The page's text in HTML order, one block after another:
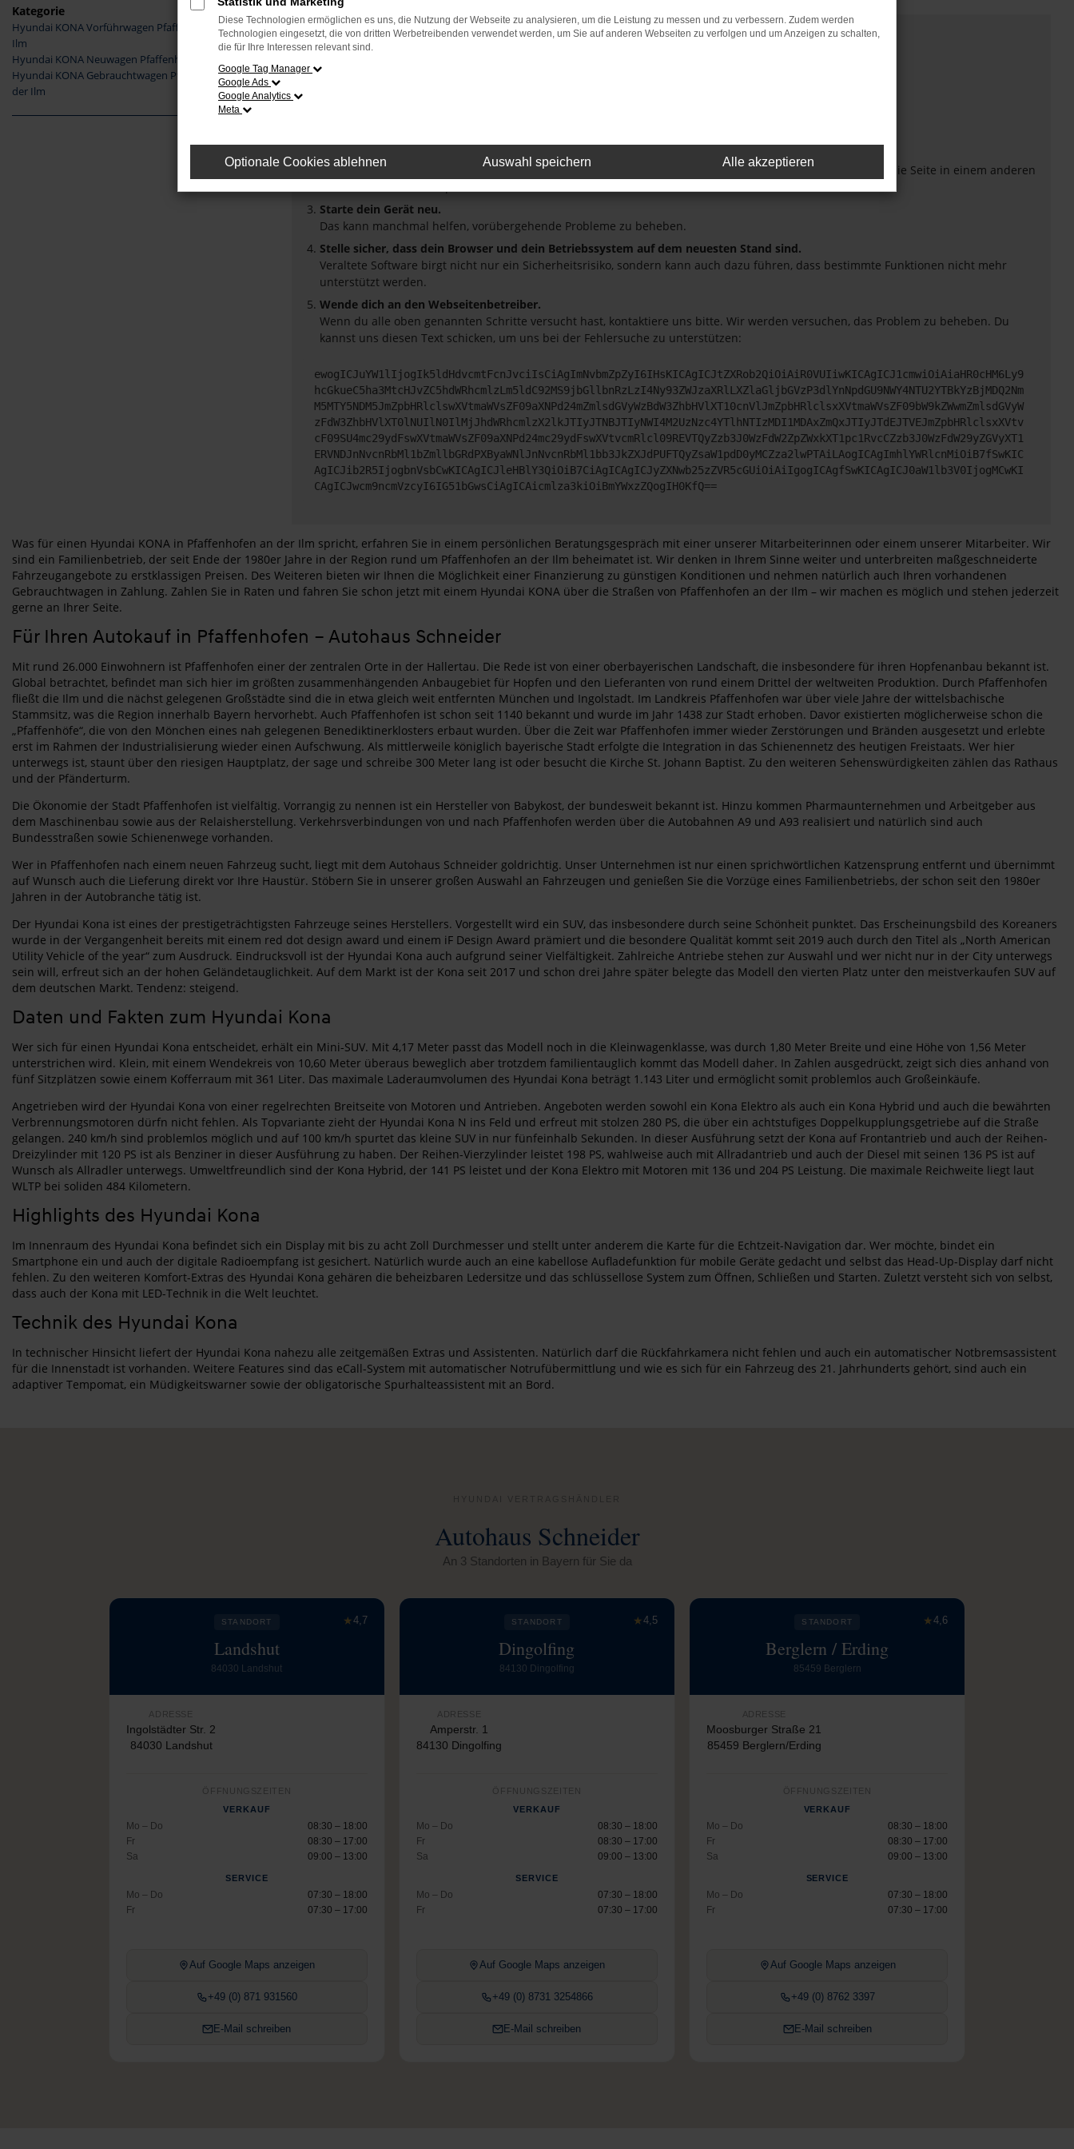
Kategorie
Hyundai KONA Vorführwagen Pfaffenhofen an der
Ilm
Hyundai KONA Neuwagen Pfaffenhofen an der Ilm
Hyundai KONA Gebrauchtwagen Pfaffenhofen an
der Ilm
Fehler: Network Error
Beim Laden ist ein Fehler aufgetreten.
Prüfe deine Browsererweiterungen.
Manche Erweiterungen, wie Werbeblocker, können das Laden bestimmter Seiten verhindern. Funktioniert die Seite in einem anderen
Starte dein Gerät neu.
Das kann manchmal helfen, vorübergehende Probleme zu beheben.
Stelle sicher, dass dein Browser und dein Betriebssystem auf dem neuesten Stand sind.
Veraltete Software birgt nicht nur ein Sicherheitsrisiko, sondern kann auch dazu führen, dass bestimmte Funktionen nicht mehr
unterstützt werden.
Wende dich an den Webseitenbetreiber.
Wenn du alle oben genannten Schritte versucht hast, kontaktiere uns bitte. Wir werden versuchen, das Problem zu beheben. Du
kannst uns diesen Text schicken, um uns bei der Fehlersuche zu unterstützen:
ewogICJuYW1lIjogIk5ldHdvcmtFcnJvciIsCiAgImNvbmZpZyI6IHsKICAgICJtZXRob2QiOiAiR0VUIiwKICAgICJ1cmwiOiAiaHR0cHM6Ly9
hcGkueC5ha3MtcHJvZC5hdWRhcmlzLm5ldC92MS9jbGllbnRzLzI4Ny93ZWJzaXRlLXZlaGljbGVzP3dlYnNpdGU9NWY4NTU2YTBkYzBjMDQ2Nm
M5MTY5NDM5JmZpbHRlclswXVtmaWVsZF09aXNPd24mZmlsdGVyWzBdW3ZhbHVlXT10cnVlJmZpbHRlclsxXVtmaWVsZF09bW9kZWwmZmlsdGVyW
zFdW3ZhbHVlXT0lNUIlN0IlMjJhdWRhcmlzX2lkJTIyJTNBJTIyNWI4M2UzNzc4YTlhNTIzMDI1MDAxZmQxJTIyJTdEJTVEJmZpbHRlclsxXVtv
cF09SU4mc29ydFswXVtmaWVsZF09aXNPd24mc29ydFswXVtvcmRlcl09REVTQyZzb3J0WzFdW2ZpZWxkXT1pc1RvcCZzb3J0WzFdW29yZGVyXT1
ERVNDJnNvcnRbMl1bZmllbGRdPXByaWNlJnNvcnRbMl1bb3JkZXJdPUFTQyZsaW1pdD0yMCZza2lwPTAiLAogICAgImhlYWRlcnMiOiB7fSwKIC
AgICJib2R5IjogbnVsbCwKICAgICJleHBlY3QiOiB7CiAgICAgICJyZXNwb25zZVR5cGUiOiAiIgogICAgfSwKICAgICJ0aW1lb3V0IjogMCwKI
CAgICJwcm9ncmVzcyI6IG51bGwsCiAgICAicmlza3kiOiBmYWxzZQogIH0KfQ==
Was für einen Hyundai KONA in Pfaffenhofen an der Ilm spricht, erfahren Sie in einem persönlichen Beratungsgespräch mit einer unserer Mitarbeiterinnen oder einem unserer Mitarbeiter. Wir
sind ein Familienbetrieb, der seit Ende der 1980er Jahre in der Region rund um Pfaffenhofen an der Ilm beheimatet ist. Wir denken in Ihrem Sinne weiter und unterbreiten maßgeschneiderte
Fahrzeugangebote zu erstklassigen Preisen. Des Weiteren bieten wir Ihnen die Möglichkeit einer Finanzierung zu günstigen Konditionen und nehmen natürlich auch Ihren vorhandenen
Gebrauchtwagen in Zahlung. Zahlen Sie in Raten und fahren Sie schon jetzt mit einem Hyundai KONA über die Straßen von Pfaffenhofen an der Ilm – wir machen es möglich und stehen jederzeit
gerne an Ihrer Seite.
Für Ihren Autokauf in Pfaffenhofen – Autohaus Schneider
Mit rund 26.000 Einwohnern ist Pfaffenhofen einer der zentralen Orte in der Hallertau. Die Rede ist von einer oberbayerischen Landschaft, die insbesondere für ihren Hopfenanbau bekannt ist.
Global betrachtet, befindet man sich hier im größten zusammenhängenden Anbaugebiet für Hopfen und den Lieferanten von rund einem Drittel der weltweiten Produktion. Durch Pfaffenhofen
fließt die Ilm und die nächst gelegenen Großstädte sind die in etwa gleich weit entfernten München und Ingolstadt. Im Landkreis Pfaffenhofen war über viele Jahre der wittelsbachische
Stammsitz, was die Region innerhalb Bayern hervorhebt. Auch Pfaffenhofen ist schon seit 1140 bekannt und wurde im Jahr 1438 zur Stadt erhoben. Davor existierten möglicherweise schon die
„Pfaffenhöfe“, die von den Mönchen eines nah gelegenen Benediktinerklosters erbaut wurden. Über die Zeit war Pfaffenhofen immer wieder Zerstörungen und Bränden ausgesetzt und erlebte
erst im Rahmen der Industrialisierung wieder einen Aufschwung. Als mittlerweile königlich bayerische Stadt erfolgte die Integration in das Schienennetz des heutigen Freistaats. Wer hier
unterwegs ist, staunt über den riesigen Hauptplatz, der sage und schreibe 300 Meter lang ist oder besucht die Kirche St. Johann Baptist. Zu den weiteren Sehenswürdigkeiten zählen das Rathaus
und der Pfänderturm.
Die Ökonomie der Stadt Pfaffenhofen ist vielfältig. Vorrangig zu nennen ist ein Hersteller von Babykost, der bundesweit bekannt ist. Hinzu kommen Pharmaunternehmen und Arbeitgeber aus
dem Maschinenbau sowie aus der Relaisherstellung. Verkehrsverbindungen von und nach Pfaffenhofen werden über die Autobahnen A9 und A93 realisiert und natürlich sind auch
Bundesstraßen sowie Schienenwege vorhanden.
Wer in Pfaffenhofen nach einem neuen Fahrzeug sucht, liegt mit dem Autohaus Schneider goldrichtig. Unser Unternehmen ist nur einen sprichwörtlichen Katzensprung entfernt und übernimmt
auf Wunsch auch die Lieferung direkt vor Ihre Haustür. Stöbern Sie in unserer großen Auswahl an Fahrzeugen und genießen Sie die Vorzüge eines Familienbetriebs, der schon seit den 1980er
Jahren in der Autobranche tätig ist.
Der Hyundai Kona ist eines der prestigeträchtigsten Fahrzeuge seines Herstellers. Vorgestellt wird ein SUV, das insbesondere durch seine Schönheit punktet. Das Erscheinungsbild des Koreaners
wurde in der Vergangenheit bereits mit einem red dot design award und einem iF Design Award prämiert und die besondere Qualität kommt seit 2019 auch durch den Titel als „North American
Utility Vehicle of the year“ zum Ausdruck. Eindrucksvoll ist der Hyundai Kona auch aufgrund seiner Vielfältigkeit. Zahlreiche Antriebe stehen zur Auswahl und wer nicht nur in der City unterwegs
sein will, erfreut sich an der hohen Geländetauglichkeit. Auf dem Markt ist der Kona seit 2017 und schon drei Jahre später belegte das Modell den vierten Platz unter den meistverkaufen SUV auf
dem deutschen Markt. Tendenz: steigend.
Daten und Fakten zum Hyundai Kona
Wer sich für einen Hyundai Kona entscheidet, erhält ein Mini-SUV. Mit 4,17 Meter passt das Modell noch in die Kleinwagenklasse, was durch 1,80 Meter Breite und eine Höhe von 1,56 Meter
unterstrichen wird. Klein, mit einem Wendekreis von 10,60 Meter überaus beweglich aber trotzdem familientauglich kommt das Modell daher. In Zahlen ausgedrückt, zeigt sich dies anhand von
fünf Sitzplätzen sowie einem Kofferraum mit 361 Liter. Das maximale Laderaumvolumen des Hyundai Kona beträgt 1.143 Liter und ermöglicht somit problemlos auch Großeinkäufe.
Angetrieben wird der Hyundai Kona von einer regelrechten Breitseite von Motoren und Antrieben. Angeboten werden sowohl ein Kona Elektro als auch ein Kona Hybrid und auch die bewährten
Verbrennungsmotoren dürfn nicht fehlen. Als Topvariante zieht der Hyundai Kona N ins Feld und erfreut mit stolzen 280 PS, die über ein achtstufiges Doppelkupplungsgetriebe auf die Straße
gelangen. 240 km/h sind problemlos möglich und auf 100 km/h spurtet das kleine SUV in nur fünfeinhalb Sekunden. In dieser Ausführung setzt der Kona auf Frontantrieb und auch der Reihen-
Dreizylinder mit 120 PS ist als Benziner in dieser Ausführung zu haben. Der Reihen-Vierzylinder leistet 198 PS, wahlweise auch mit Allradantrieb und auch der Diesel mit seinen 136 PS ist auf
Wunsch als Allradler unterwegs. Umweltfreundlich sind der Kona Hybrid, der 141 PS leistet und der Kona Elektro mit Motoren mit 136 und 204 PS Leistung. Die maximale Reichweite liegt laut
WLTP bei soliden 484 Kilometern.
Highlights des Hyundai Kona
Im Innenraum des Hyundai Kona befindet sich ein Display mit bis zu acht Zoll Durchmesser und stellt unter anderem die Karte für die Echtzeit-Navigation dar. Wer möchte, bindet ein
Smartphone ein und auch der digitale Radioempfang ist gesichert. Natürlich wurde auch an eine kabellose Aufladefunktion für mobile Geräte gedacht und selbst das Head-Up-Display darf nicht
fehlen. Zu den weiteren Komfort-Extras des Hyundai Kona gehären die beheizbaren Ledersitze und das schlüssellose System zum Öffnen, Schließen und Starten. Zuletzt versteht sich von selbst,
dass auch der Kona mit LED-Technik in die Welt leuchtet.
Technik des Hyundai Kona
In technischer Hinsicht liefert der Hyundai Kona nahezu alle zeitgemäßen Extras und Assistenten. Natürlich darf die Rückfahrkamera nicht fehlen und auch ein automatischer Notbremsassistent
für die Innenstadt ist vorhanden. Weitere Features sind das eCall-System mit automatischer Notrufübermittlung und wie es sich für ein Fahrzeug des 21. Jahrhunderts gehört, sind auch ein
adaptiver Tempomat, ein Müdigkeitswarner sowie der obligatorische Spurhalteassistent mit an Bord.
Autohaus Schneider
An 3 Standorten in Bayern für Sie da
★4,7
STANDORT
Landshut
84030 Landshut
ADRESSE
Ingolstädter Str. 2
84030 Landshut
ÖFFNUNGSZEITEN
VERKAUF
Mo – Do
08:30 – 18:00
Fr
08:30 – 17:00
Sa
09:00 – 13:00
SERVICE
Mo – Do
07:30 – 18:00
Fr
07:30 – 17:00
Auf Google Maps anzeigen
+49 (0) 871 931560
E-Mail schreiben
★4,5
STANDORT
Dingolfing
84130 Dingolfing
ADRESSE
Amperstr. 1
84130 Dingolfing
ÖFFNUNGSZEITEN
VERKAUF
Mo – Do
08:30 – 18:00
Fr
08:30 – 17:00
Sa
09:00 – 13:00
SERVICE
Mo – Do
07:30 – 18:00
Fr
07:30 – 17:00
Auf Google Maps anzeigen
+49 (0) 8731 3254866
E-Mail schreiben
★4,6
STANDORT
Berglern / Erding
85459 Berglern
ADRESSE
Moosburger Straße 21
85459 Berglern/Erding
ÖFFNUNGSZEITEN
VERKAUF
Mo – Do
08:30 – 18:00
Fr
08:30 – 17:00
Sa
09:00 – 13:00
SERVICE
Mo – Do
07:30 – 18:00
Fr
07:30 – 17:00
Auf Google Maps anzeigen
+49 (0) 8762 3397
E-Mail schreiben
Diese Technologien ermöglichen es uns, die Nutzung der Webseite zu analysieren, um die Leistung zu messen und zu verbessern. Zudem werden
Technologien eingesetzt, die von dritten Werbetreibenden verwendet werden, um Sie auf anderen Webseiten zu verfolgen und um Anzeigen zu schalten,
die für Ihre Interessen relevant sind.
Google Tag Manager
Google Ads
Google Analytics
Meta
Optionale Cookies ablehnen Auswahl speichern Alle akzeptieren